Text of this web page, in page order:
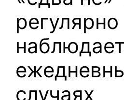
регулярно
случаях